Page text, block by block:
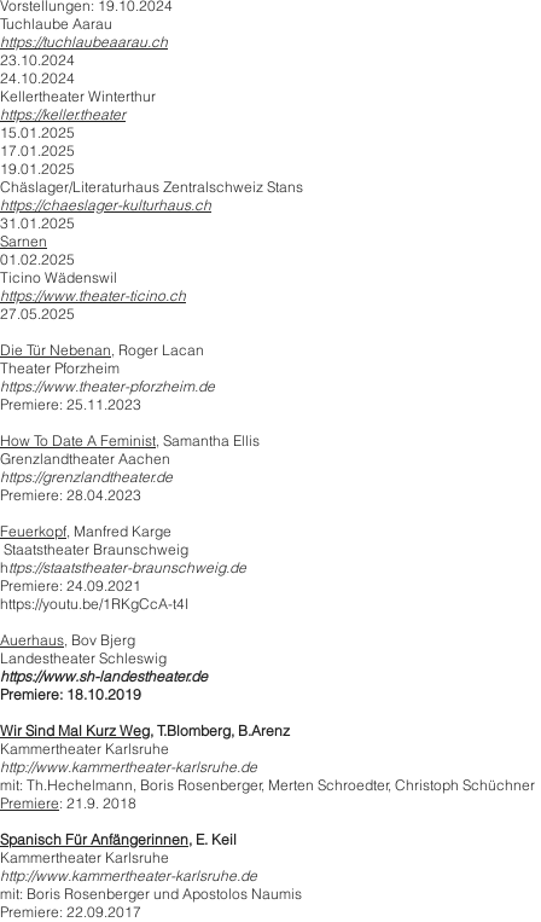
Vorstellungen: 19.10.2024
​Tuchlaube Aarau
https://tuchlaubeaarau.ch
23.10.2024
24.10.2024
​Kellertheater Winterthur
https://keller.theater
15.01.2025
17.01.2025
19.01.2025
​Chäslager/Literaturhaus Zentralschweiz Stans
https://chaeslager-kulturhaus.ch
31.01.2025
Sarnen
01.02.2025
​​Ticino Wädenswil
https://www.theater-ticino.ch
27.05.2025
Die Tür Nebenan, Roger Lacan
Theater Pforzheim
https://www.theater-pforzheim.de
Premiere: 25.11.2023
How To Date A Feminist, Samantha Ellis
Grenzlandtheater Aachen
https://grenzlandtheater.de
Premiere: 28.04.2023
Feuerkopf, Manfred Karge
Staatstheater Braunschweig
https://staatstheater-braunschweig.de
Premiere: 24.09.2021
https://youtu.be/1RKgCcA-t4I
Auerhaus, Bov Bjerg
Landestheater Schleswig
https://www.sh-landestheater.de
Premiere: 18.10.2019
Wir Sind Mal Kurz Weg, T.Blomberg, B.Arenz
Kammertheater Karlsruhe
http://www.kammertheater-karlsruhe.de
mit: Th.Hechelmann, Boris Rosenberger, Merten Schroedter, Christoph Schüchner
Premiere: 21.9. 2018
Spanisch Für Anfängerinnen, E. Keil
Kammertheater Karlsruhe
http://www.kammertheater-karlsruhe.de
mit: Boris Rosenberger und Apostolos Naumis
Premiere: 22.09.2017